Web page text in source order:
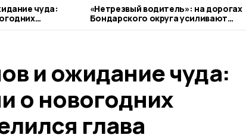
чуда:
«Нетрезвый водитель»: на дорогах
Бондарского округа усиливают
контроль
и ожидание чуда:
о новогодних
глава